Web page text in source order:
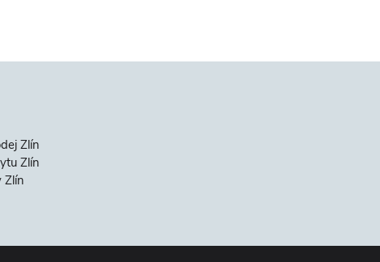
Zlín
Zlín
Zlín